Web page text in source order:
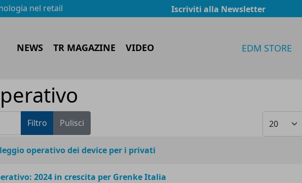
nel retail Iscriviti alla Newsletter
NEWS TR MAGAZINE VIDEO EDM STORE
Filtro Pulisci Visualizza #
operativo dei device per i privati
2024 in crescita per Grenke Italia